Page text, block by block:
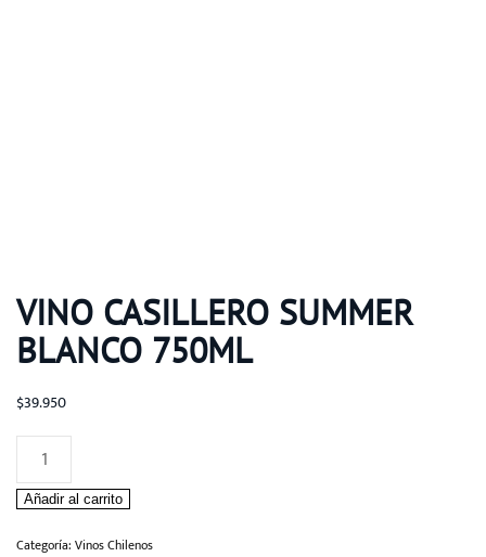
VINO CASILLERO SUMMER
BLANCO 750ML
$39.950
Vino
Casillero
Summer
Blanco
Añadir al carrito
Categoría: Vinos Chilenos